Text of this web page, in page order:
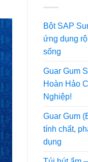
Bột SAP
ứng dụng
sống
Guar Gum
Hoàn Hảo
Nghiệp!
Guar Gum
tính chất,
dụng